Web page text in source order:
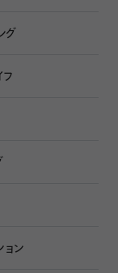
スタートダッ
グ
フ
ョン